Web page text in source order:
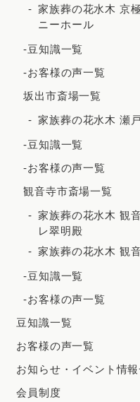
2021年4月
2021年3月
2021年2月
家族葬の花水木 京
ニーホール
-豆知識一覧
-お客様の声一覧
坂出市斎場一覧
家族葬の花水木 瀬
-豆知識一覧
-お客様の声一覧
観音寺市斎場一覧
家族葬の花水木 観
レ翠明殿
家族葬の花水木 観
-豆知識一覧
-お客様の声一覧
豆知識一覧
お客様の声一覧
お知らせ・イベント情報
会員制度